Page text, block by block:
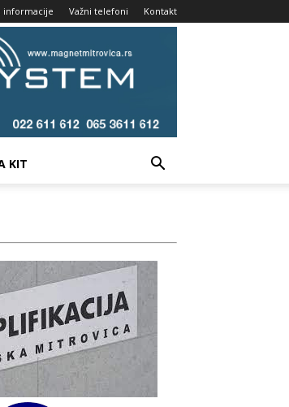
informacije Važni telefoni Kontakt
KIT